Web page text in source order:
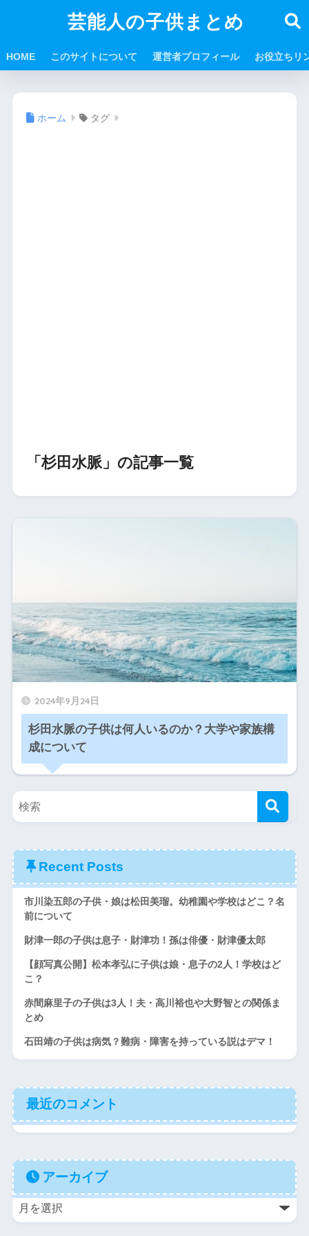
芸能人の子供まとめ
HOME このサイトについて 運営者プロフィール お役立ちリ
ホーム タグ
「杉田水脈」の記事一覧
2024年9月24日
杉田水脈の子供は何人いるのか？大学や家族構
成について
Recent Posts
市川染五郎の子供・娘は松田美瑠。幼稚園や学校はどこ？名
前について
財津一郎の子供は息子・財津功！孫は俳優・財津優太郎
【顔写真公開】松本孝弘に子供は娘・息子の2人！学校はど
こ？
赤間麻里子の子供は3人！夫・高川裕也や大野智との関係ま
とめ
石田靖の子供は病気？難病・障害を持っている説はデマ！
最近のコメント
アーカイブ